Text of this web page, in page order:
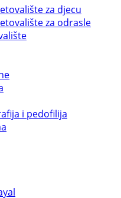
za djecu
za odrasle
i pedofilija